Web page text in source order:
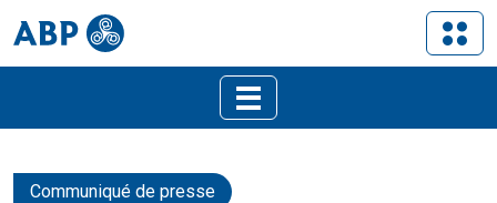
Communiqué de presse